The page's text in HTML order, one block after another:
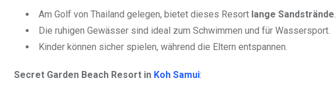
Am Golf von Thailand gelegen, bietet dieses Resort lange Sandstrände.
Die ruhigen Gewässer sind ideal zum Schwimmen und für Wassersport.
Kinder können sicher spielen, während die Eltern entspannen.
Secret Garden Beach Resort in Koh Samui: